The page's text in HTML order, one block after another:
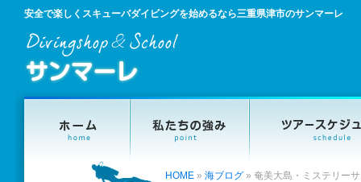
安全で楽しくスキューバダイビングを始めるなら三重県津市のサンマーレ
HOME » 海ブログ » 奄美大島・ミステリー